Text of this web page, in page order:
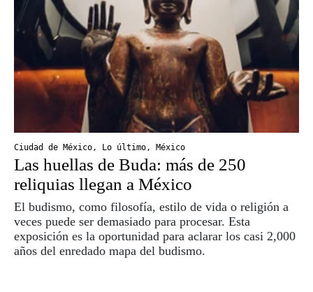
Ciudad de México , Lo último , México
Las huellas de Buda: más de 250
reliquias llegan a México
El budismo, como filosofía, estilo de vida o religión a
veces puede ser demasiado para procesar. Esta
exposición es la oportunidad para aclarar los casi 2,000
años del enredado mapa del budismo.